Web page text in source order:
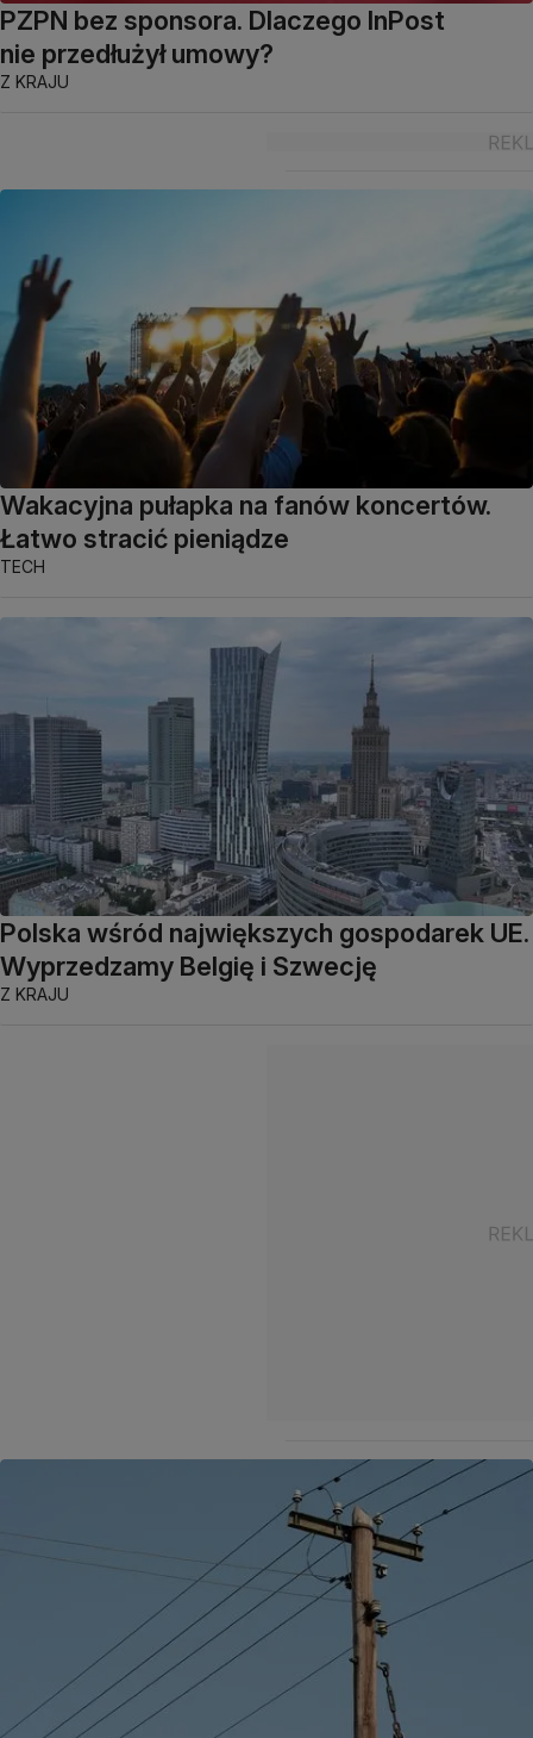
PZPN bez sponsora. Dlaczego InPost
nie przedłużył umowy?
Z KRAJU
Wakacyjna pułapka na fanów koncertów.
Łatwo stracić pieniądze
TECH
Polska wśród największych gospodarek UE.
Wyprzedzamy Belgię i Szwecję
Z KRAJU